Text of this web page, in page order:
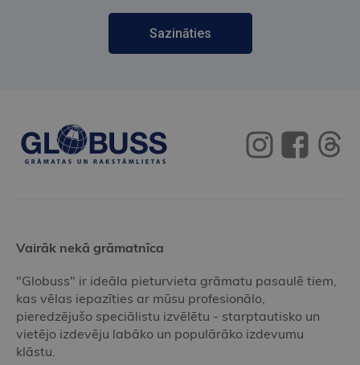
Sazināties
Vairāk nekā grāmatnīca
"Globuss" ir ideāla pieturvieta grāmatu pasaulē tiem,
kas vēlas iepazīties ar mūsu profesionālo,
pieredzējušo speciālistu izvēlētu - starptautisko un
vietējo izdevēju labāko un populārāko izdevumu
klāstu.